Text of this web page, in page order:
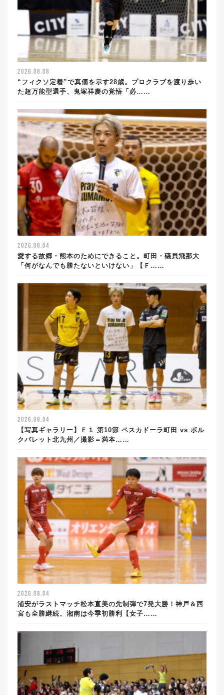
2026.08.08
“フィクソ定着”で真価を示す28歳。プロクラブを渡り歩い
た超万能型選手、鬼塚祥慶の覚悟「必……
2026.08.04
愛する故郷・熊本のためにできること。町田・礒貝飛那大
「何がなんでも勝たないといけない」【Ｆ……
2026.08.04
【写真ギャラリー】Ｆ１ 第10節 ペスカドーラ町田 vs ボル
クバレット北九州／撮影＝満本……
2026.08.04
浦安がラストマッチ松本直美の先制弾で7発大勝！神戸＆西
宮も全勝継続。湘南は今季初勝利【女子……